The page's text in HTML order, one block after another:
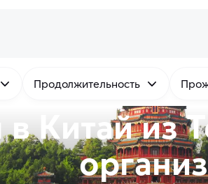
Продолжительность
Китай из